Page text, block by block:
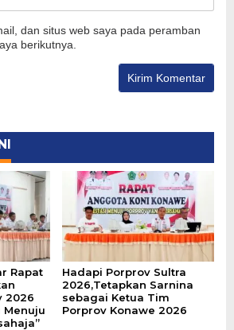
dan situs web saya pada peramban
berikutnya.
Rapat
2026
Menuju
Hadapi Porprov Sultra
2026,Tetapkan Sarnina
sebagai Ketua Tim
Porprov Konawe 2026